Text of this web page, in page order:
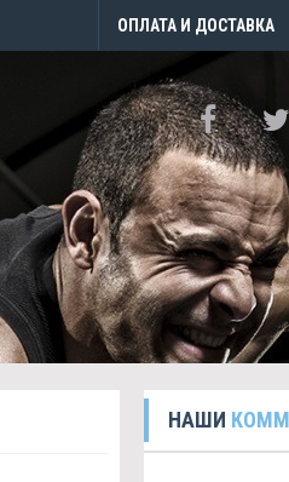
ОПЛАТА И ДОСТАВКА
НАШИ